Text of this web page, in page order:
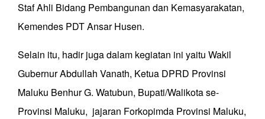
Staf Ahli Bidang Pembangunan dan Kemasyarakatan,
Kemendes PDT Ansar Husen.
Selain itu, hadir juga dalam kegiatan ini yaitu Wakil
Gubernur Abdullah Vanath, Ketua DPRD Provinsi
Maluku Benhur G. Watubun, Bupati/Walikota se-
Provinsi Maluku, jajaran Forkopimda Provinsi Maluku,